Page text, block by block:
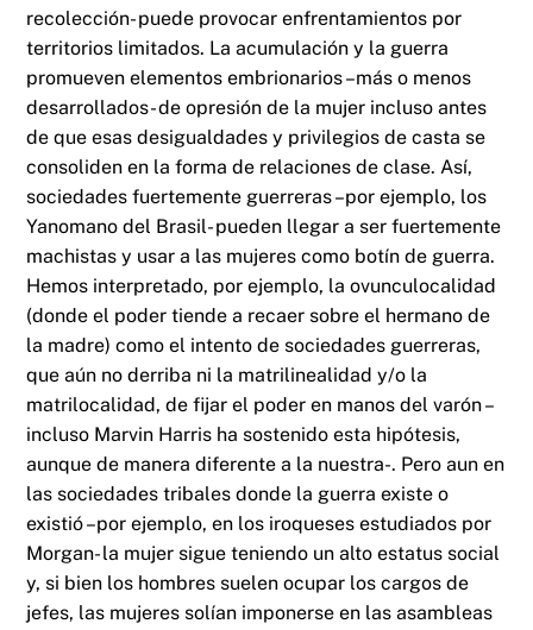
recolección- puede provocar enfrentamientos por
territorios limitados. La acumulación y la guerra
promueven elementos embrionarios –más o menos
desarrollados- de opresión de la mujer incluso antes
de que esas desigualdades y privilegios de casta se
consoliden en la forma de relaciones de clase. Así,
sociedades fuertemente guerreras –por ejemplo, los
Yanomano del Brasil- pueden llegar a ser fuertemente
machistas y usar a las mujeres como botín de guerra.
Hemos interpretado, por ejemplo, la ovunculocalidad
(donde el poder tiende a recaer sobre el hermano de
la madre) como el intento de sociedades guerreras,
que aún no derriba ni la matrilinealidad y/o la
matrilocalidad, de fijar el poder en manos del varón –
incluso Marvin Harris ha sostenido esta hipótesis,
aunque de manera diferente a la nuestra-. Pero aun en
las sociedades tribales donde la guerra existe o
existió –por ejemplo, en los iroqueses estudiados por
Morgan- la mujer sigue teniendo un alto estatus social
y, si bien los hombres suelen ocupar los cargos de
jefes, las mujeres solían imponerse en las asambleas